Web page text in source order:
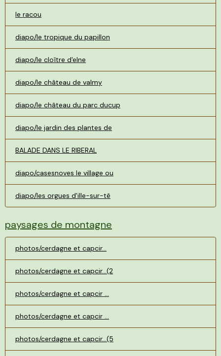
le racou
diapo/le tropique du papillon
diapo/le cloître d'elne
diapo/le château de valmy
diapo/le château du parc ducup
diapo/le jardin des plantes de
BALADE DANS LE RIBERAL
diapo/casesnoves le village ou
diapo/les orgues d'ille-sur-tê
paysages de montagne
photos/cerdagne et capcir...
photos/cerdagne et capcir...(2
photos/cerdagne et capcir ...
photos/cerdagne et capcir ...
photos/cerdagne et capcir...(5